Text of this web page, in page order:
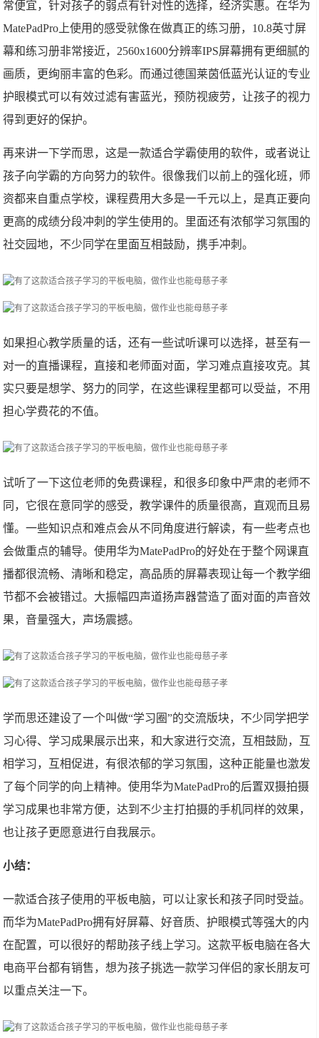
常便宜，针对孩子的弱点有针对性的选择，经济实惠。在华为
MatePadPro上使用的感受就像在做真正的练习册，10.8英寸屏
幕和练习册非常接近，2560x1600分辨率IPS屏幕拥有更细腻的
画质，更绚丽丰富的色彩。而通过德国莱茵低蓝光认证的专业
护眼模式可以有效过滤有害蓝光，预防视疲劳，让孩子的视力
得到更好的保护。
再来讲一下学而思，这是一款适合学霸使用的软件，或者说让
孩子向学霸的方向努力的软件。很像我们以前上的强化班，师
资都来自重点学校，课程费用大多是一千元以上，是真正要向
更高的成绩分段冲刺的学生使用的。里面还有浓郁学习氛围的
社交园地，不少同学在里面互相鼓励，携手冲刺。
如果担心教学质量的话，还有一些试听课可以选择，甚至有一
对一的直播课程，直接和老师面对面，学习难点直接攻克。其
实只要是想学、努力的同学，在这些课程里都可以受益，不用
担心学费花的不值。
试听了一下这位老师的免费课程，和很多印象中严肃的老师不
同，它很在意同学的感受，教学课件的质量很高，直观而且易
懂。一些知识点和难点会从不同角度进行解读，有一些考点也
会做重点的辅导。使用华为MatePadPro的好处在于整个网课直
播都很流畅、清晰和稳定，高品质的屏幕表现让每一个教学细
节都不会被错过。大振幅四声道扬声器营造了面对面的声音效
果，音量强大，声场震撼。
学而思还建设了一个叫做“学习圈”的交流版块，不少同学把学
习心得、学习成果展示出来，和大家进行交流，互相鼓励，互
相学习，互相促进，有很浓郁的学习氛围，这种正能量也激发
了每个同学的向上精神。使用华为MatePadPro的后置双摄拍摄
学习成果也非常方便，达到不少主打拍摄的手机同样的效果，
也让孩子更愿意进行自我展示。
小结：
一款适合孩子使用的平板电脑，可以让家长和孩子同时受益。
而华为MatePadPro拥有好屏幕、好音质、护眼模式等强大的内
在配置，可以很好的帮助孩子线上学习。这款平板电脑在各大
电商平台都有销售，想为孩子挑选一款学习伴侣的家长朋友可
以重点关注一下。